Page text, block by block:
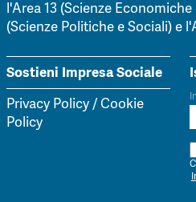
l'Area 13 (Scienze Economiche
(Scienze Politiche e Sociali) e
Sostieni Impresa Sociale
Privacy Policy/Cookie
Policy